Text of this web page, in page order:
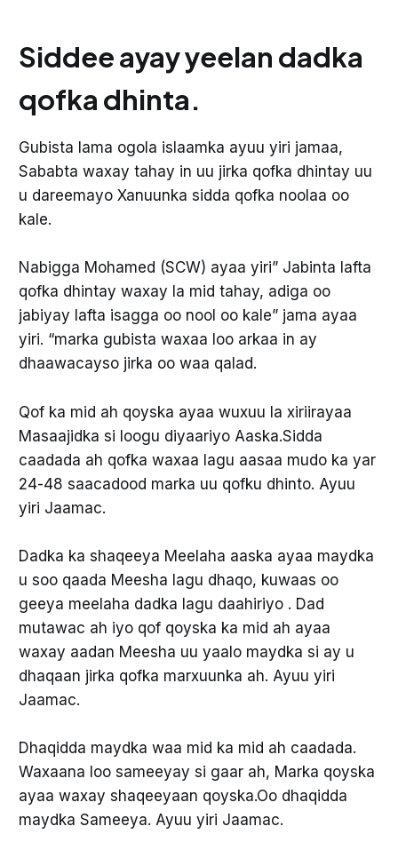
mudnaan leh.
Siddee ayay yeelan dadka
qofka dhinta.
Gubista lama ogola islaamka ayuu yiri jamaa,
Sababta waxay tahay in uu jirka qofka dhintay uu
u dareemayo Xanuunka sidda qofka noolaa oo
kale.
Nabigga Mohamed (SCW) ayaa yiri” Jabinta lafta
qofka dhintay waxay la mid tahay, adiga oo
jabiyay lafta isagga oo nool oo kale” jama ayaa
yiri. “marka gubista waxaa loo arkaa in ay
dhaawacayso jirka oo waa qalad.
Qof ka mid ah qoyska ayaa wuxuu la xiriirayaa
Masaajidka si loogu diyaariyo Aaska.Sidda
caadada ah qofka waxaa lagu aasaa mudo ka yar
24-48 saacadood marka uu qofku dhinto. Ayuu
yiri Jaamac.
Dadka ka shaqeeya Meelaha aaska ayaa maydka
u soo qaada Meesha lagu dhaqo, kuwaas oo
geeya meelaha dadka lagu daahiriyo . Dad
mutawac ah iyo qof qoyska ka mid ah ayaa
waxay aadan Meesha uu yaalo maydka si ay u
dhaqaan jirka qofka marxuunka ah. Ayuu yiri
Jaamac.
Dhaqidda maydka waa mid ka mid ah caadada.
Waxaana loo sameeyay si gaar ah, Marka qoyska
ayaa waxay shaqeeyaan qoyska.Oo dhaqidda
maydka Sameeya. Ayuu yiri Jaamac.